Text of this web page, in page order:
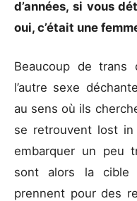
d’années, si vous
oui, c’était une
Beaucoup de
l’autre sexe
au sens où ils
se retrouvent lost in
embarquer un peu
sont alors la cible
prennent pour des